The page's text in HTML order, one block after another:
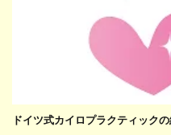
ドイツ式カイロプラクティック